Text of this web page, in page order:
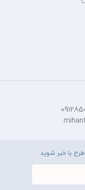
با خبر شوید